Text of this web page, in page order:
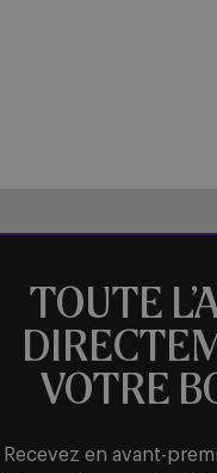
TOUTE
VOTRE
Recevez en avant-